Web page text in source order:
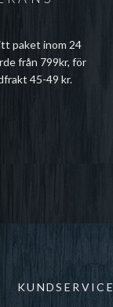
paket inom 24
från 799kr, för
45-49 kr.
KUNDSERVICE